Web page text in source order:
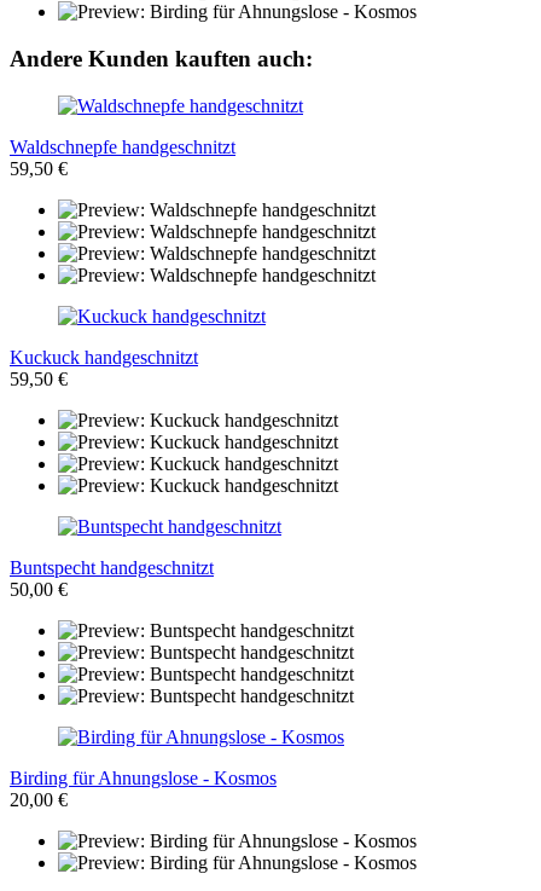
Andere Kunden kauften auch:
Waldschnepfe handgeschnitzt
59,50 €
Kuckuck handgeschnitzt
59,50 €
Buntspecht handgeschnitzt
50,00 €
Birding für Ahnungslose - Kosmos
20,00 €